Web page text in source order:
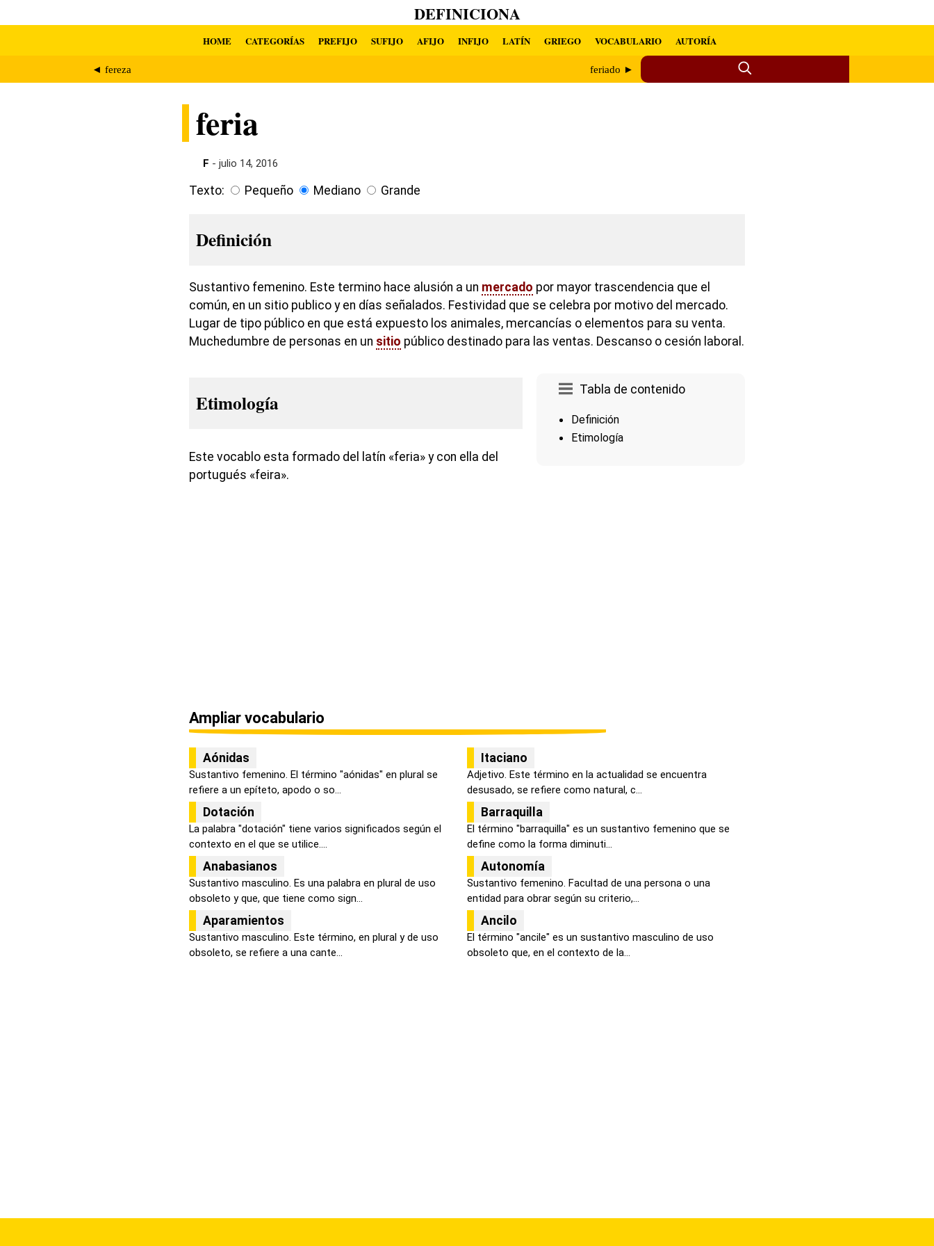
DEFINICIONA
HOME CATEGORÍAS PREFIJO SUFIJO AFIJO INFIJO LATÍN GRIEGO VOCABULARIO AUTORÍA
◄ fereza feriado ►
feria
F - julio 14, 2016
Texto: Pequeño Mediano Grande
Definición
Sustantivo femenino. Este termino hace alusión a un mercado por mayor trascendencia que el
común, en un sitio publico y en días señalados. Festividad que se celebra por motivo del mercado.
Lugar de tipo público en que está expuesto los animales, mercancías o elementos para su venta.
Muchedumbre de personas en un sitio público destinado para las ventas. Descanso o cesión laboral.
Tabla de contenido
Definición
Etimología
Etimología
Este vocablo esta formado del latín «feria» y con ella del
portugués «feira».
Ampliar vocabulario
Aónidas
Sustantivo femenino. El término "aónidas" en plural se
refiere a un epíteto, apodo o so...
Itaciano
Adjetivo. Este término en la actualidad se encuentra
desusado, se refiere como natural, c...
Dotación
La palabra "dotación" tiene varios significados según el
contexto en el que se utilice....
Barraquilla
El término "barraquilla" es un sustantivo femenino que se
define como la forma diminuti...
Anabasianos
Sustantivo masculino. Es una palabra en plural de uso
obsoleto y que, que tiene como sign...
Autonomía
Sustantivo femenino. Facultad de una persona o una
entidad para obrar según su criterio,...
Aparamientos
Sustantivo masculino. Este término, en plural y de uso
obsoleto, se refiere a una cante...
Ancilo
El término "ancile" es un sustantivo masculino de uso
obsoleto que, en el contexto de la...